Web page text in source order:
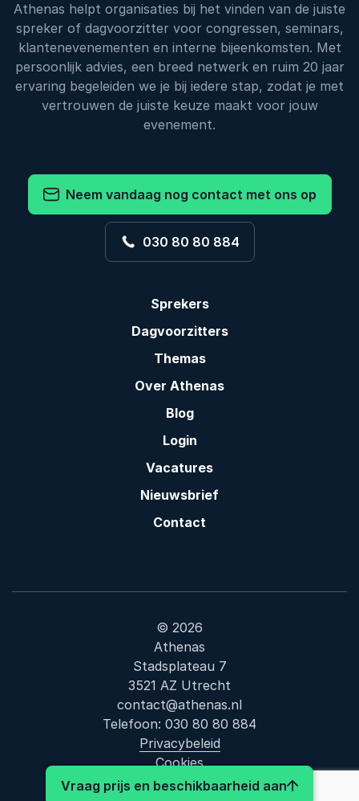
Vraag prijs en beschikbaarheid aan: Daan
Athenas helpt organisaties bij het vinden van de juiste
spreker of dagvoorzitter voor congressen, seminars,
klantenevenementen en interne bijeenkomsten. Met
persoonlijk advies, een breed netwerk en ruim 20 jaar
ervaring begeleiden we je bij iedere stap, zodat je met
vertrouwen de juiste keuze maakt voor jouw
evenement.
Neem vandaag nog contact met ons op
030 80 80 884
Sprekers
Dagvoorzitters
Themas
Over Athenas
Blog
Login
Vacatures
Nieuwsbrief
Contact
© 2026
Athenas
Stadsplateau 7
3521 AZ Utrecht
contact@athenas.nl
Telefoon: 030 80 80 884
Privacybeleid
Cookies